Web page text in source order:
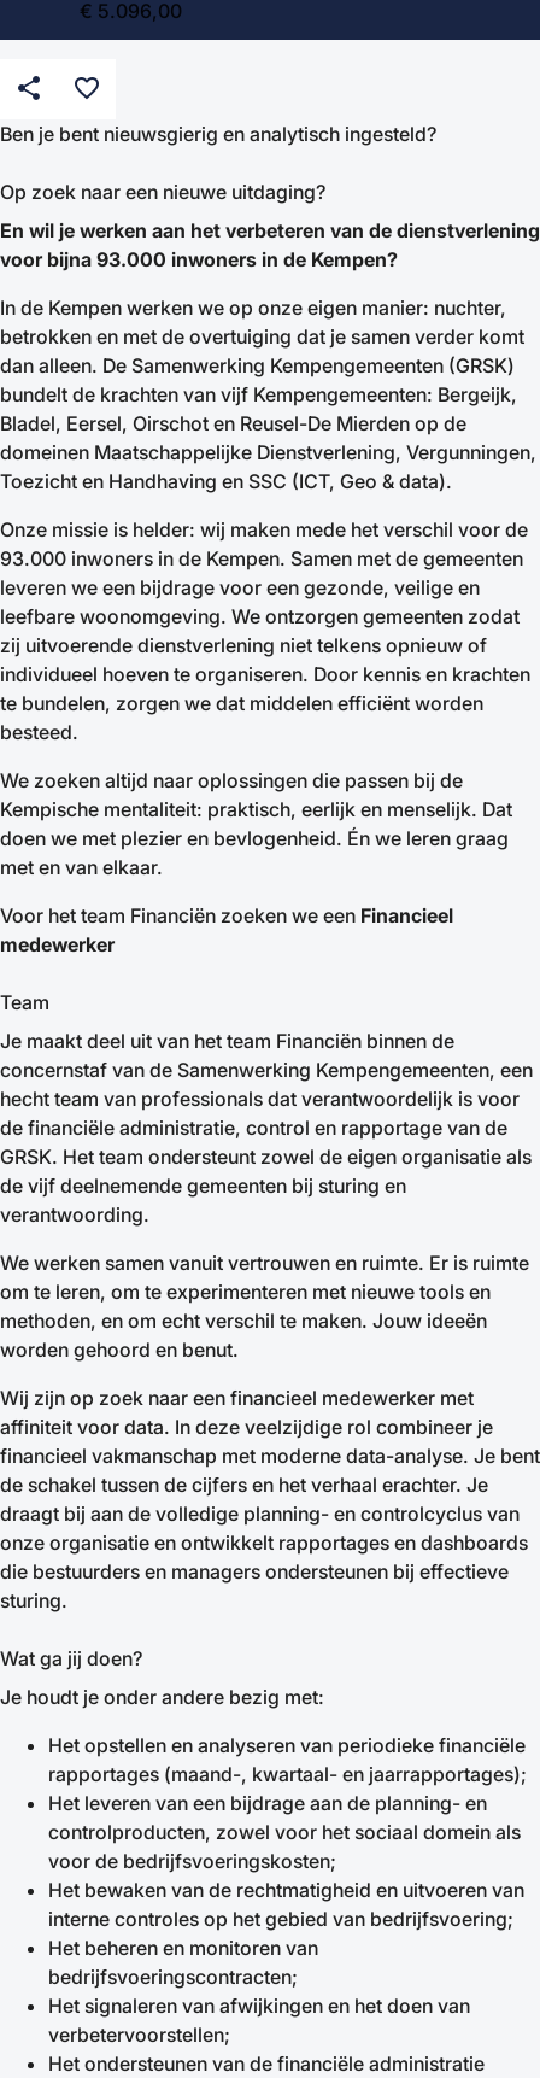
€ 5.096,00
share favorite_border
Ben je bent nieuwsgierig en analytisch ingesteld?
Op zoek naar een nieuwe uitdaging?
En wil je werken aan het verbeteren van de dienstverlening
voor bijna 93.000 inwoners in de Kempen?
In de Kempen werken we op onze eigen manier: nuchter,
betrokken en met de overtuiging dat je samen verder komt
dan alleen. De Samenwerking Kempengemeenten (GRSK)
bundelt de krachten van vijf Kempengemeenten: Bergeijk,
Bladel, Eersel, Oirschot en Reusel-De Mierden op de
domeinen Maatschappelijke Dienstverlening, Vergunningen,
Toezicht en Handhaving en SSC (ICT, Geo & data).
Onze missie is helder: wij maken mede het verschil voor de
93.000 inwoners in de Kempen. Samen met de gemeenten
leveren we een bijdrage voor een gezonde, veilige en
leefbare woonomgeving. We ontzorgen gemeenten zodat
zij uitvoerende dienstverlening niet telkens opnieuw of
individueel hoeven te organiseren. Door kennis en krachten
te bundelen, zorgen we dat middelen efficiënt worden
besteed.
We zoeken altijd naar oplossingen die passen bij de
Kempische mentaliteit: praktisch, eerlijk en menselijk. Dat
doen we met plezier en bevlogenheid. Én we leren graag
met en van elkaar.
Voor het team Financiën zoeken we een Financieel
medewerker
Team
Je maakt deel uit van het team Financiën binnen de
concernstaf van de Samenwerking Kempengemeenten, een
hecht team van professionals dat verantwoordelijk is voor
de financiële administratie, control en rapportage van de
GRSK. Het team ondersteunt zowel de eigen organisatie als
de vijf deelnemende gemeenten bij sturing en
verantwoording.
We werken samen vanuit vertrouwen en ruimte. Er is ruimte
om te leren, om te experimenteren met nieuwe tools en
methoden, en om echt verschil te maken. Jouw ideeën
worden gehoord en benut.
Wij zijn op zoek naar een financieel medewerker met
affiniteit voor data. In deze veelzijdige rol combineer je
financieel vakmanschap met moderne data-analyse. Je bent
de schakel tussen de cijfers en het verhaal erachter. Je
draagt bij aan de volledige planning- en controlcyclus van
onze organisatie en ontwikkelt rapportages en dashboards
die bestuurders en managers ondersteunen bij effectieve
sturing.
Wat ga jij doen?
Je houdt je onder andere bezig met:
Het opstellen en analyseren van periodieke financiële
rapportages (maand-, kwartaal- en jaarrapportages);
Het leveren van een bijdrage aan de planning- en
controlproducten, zowel voor het sociaal domein als
voor de bedrijfsvoeringskosten;
Het bewaken van de rechtmatigheid en uitvoeren van
interne controles op het gebied van bedrijfsvoering;
Het beheren en monitoren van
bedrijfsvoeringscontracten;
Het signaleren van afwijkingen en het doen van
verbetervoorstellen;
Het ondersteunen van de financiële administratie